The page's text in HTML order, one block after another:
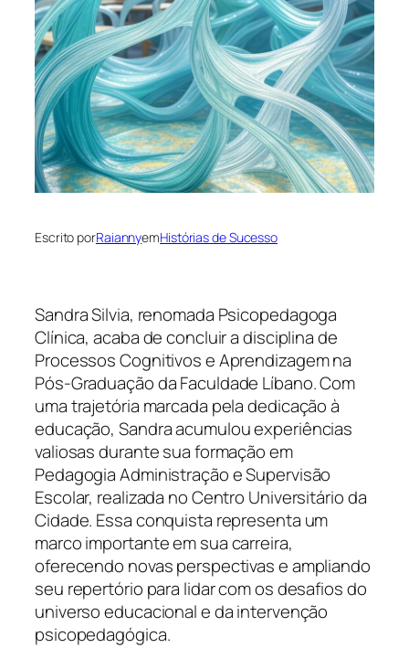
Escrito porRaiannyemHistórias de Sucesso
Sandra Silvia, renomada Psicopedagoga
Clínica, acaba de concluir a disciplina de
Processos Cognitivos e Aprendizagem na
Pós-Graduação da Faculdade Líbano. Com
uma trajetória marcada pela dedicação à
educação, Sandra acumulou experiências
valiosas durante sua formação em
Pedagogia Administração e Supervisão
Escolar, realizada no Centro Universitário da
Cidade. Essa conquista representa um
marco importante em sua carreira,
oferecendo novas perspectivas e ampliando
seu repertório para lidar com os desafios do
universo educacional e da intervenção
psicopedagógica.